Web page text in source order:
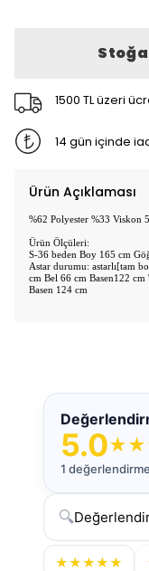
1500 TL üzeri
14 gün içinde
Ürün Açıklaması
%62 Polyester %33 Viskon
Ürün Ölçüleri:
S-36 beden Boy 165 cm
Astar durumu: astarlı[tam
cm Bel 66 cm Basen122
Basen 124 cm
5.0★★
1
🔍
★★★★★